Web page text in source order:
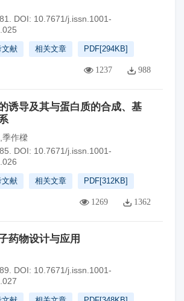
DOI: 10.7671/j.issn.1001-
文献 相关文章 PDF[294KB]
1237 988
诱导及其与蛋白质的合成、基
季作樑
DOI: 10.7671/j.issn.1001-
文献 相关文章 PDF[312KB]
1269 1362
药物设计与应用
DOI: 10.7671/j.issn.1001-